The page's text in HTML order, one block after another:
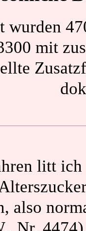
wurden
mit
litt
also